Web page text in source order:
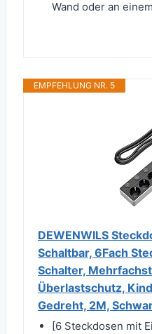
Wand oder an
EMPFEHLUNG NR. 5
DEWENWILS
Schaltbar, 6Fach
Schalter,
Überlastschutz,
Gedreht, 2M,
[6 Steckdosen mit